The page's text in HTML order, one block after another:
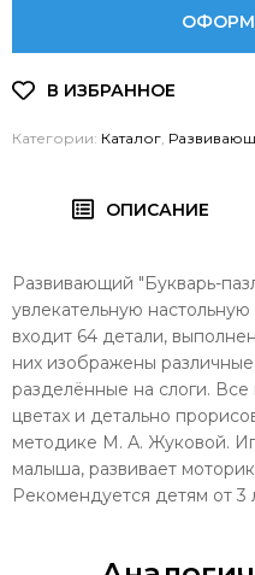
Категории: Каталог
ОПИСАНИЕ
Развивающий "Букварь-
увлекательную
входит 64 детали,
них изображены
разделённые на слоги.
цветах и детально
методике М. А. Жуковой.
малыша, развивает
Рекомендуется детям от 3